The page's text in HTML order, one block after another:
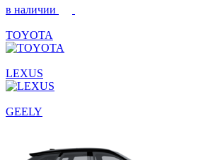
в наличии
TOYOTA
LEXUS
GEELY